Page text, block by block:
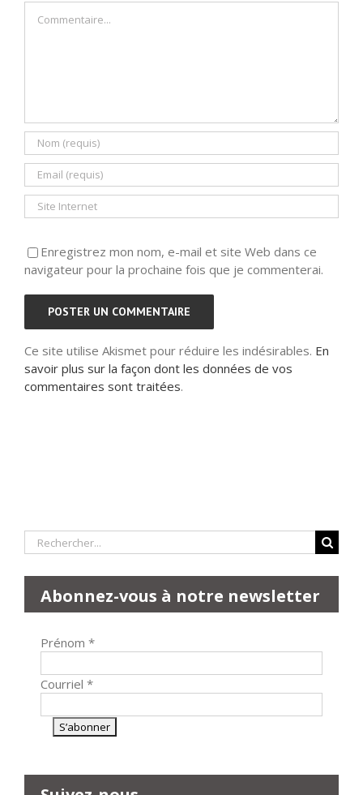
Enregistrez mon nom, e-mail et site Web dans ce
navigateur pour la prochaine fois que je commenterai.
Ce site utilise Akismet pour réduire les indésirables. En
savoir plus sur la façon dont les données de vos
commentaires sont traitées.
Rechercher:
Abonnez-vous à notre newsletter
Prénom *
Courriel *